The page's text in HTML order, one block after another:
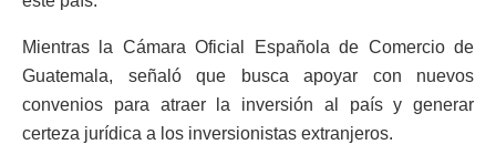
Mientras la Cámara Oficial Española de Comercio de
Guatemala, señaló que busca apoyar con nuevos
convenios para atraer la inversión al país y generar
certeza jurídica a los inversionistas extranjeros.